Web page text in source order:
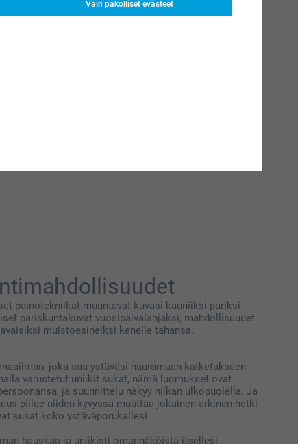
Vain pakolliset evästeet
painotekniikat muuntavat kuvasi kauniiksi pariksi
pariskuntakuvat vuosipäivälahjaksi, mahdollisuudet
muistoesineiksi kenelle tahansa.
joka saa ystäväsi nauramaan katketakseen.
varustetut uniikit sukat, nämä luomukset ovat
ja suunnittelu näkyy nilkan ulkopuolella. Ja
piilee niiden kyvyssä muuttaa jokainen arkinen hetki
sukat koko ystäväporukallesi.
hauskaa ja uniikisti omannäköistä itsellesi.